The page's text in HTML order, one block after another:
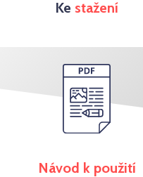
Ke stažení
Návod k použití